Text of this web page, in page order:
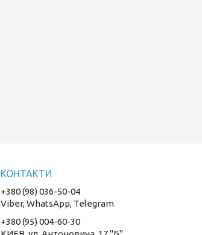
+380 (98) 036-50-04
Viber, WhatsApp, Telegram
+380 (95) 004-60-30